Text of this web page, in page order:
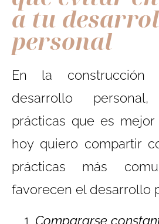
a tu
personal
En la
desarrollo
prácticas que es mejor
hoy quiero compartir
prácticas más
favorecen el desarrollo
Compararse